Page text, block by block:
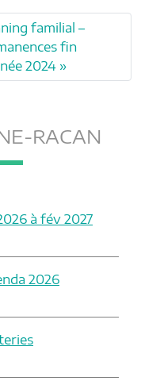
familial –
fin
2024
RACAN
à fév 2027
2026